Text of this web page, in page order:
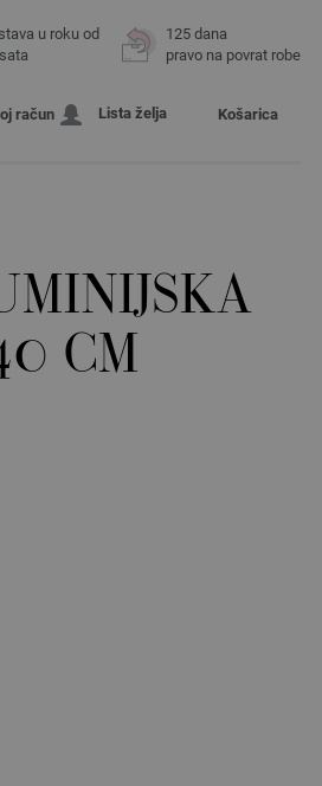
u roku od
125 dana
pravo na povrat robe
račun Lista želja Košarica
CM